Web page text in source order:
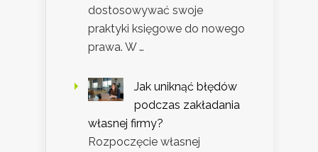
dostosowywać swoje
praktyki księgowe do nowego
prawa. W …
Jak uniknąć błędów
podczas zakładania
własnej firmy?
Rozpoczęcie własnej